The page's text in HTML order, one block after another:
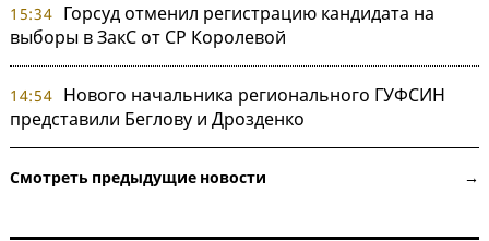
15:34 Горсуд отменил регистрацию кандидата на
выборы в ЗакС от СР Королевой
14:54 Нового начальника регионального ГУФСИН
представили Беглову и Дрозденко
Смотреть предыдущие новости →